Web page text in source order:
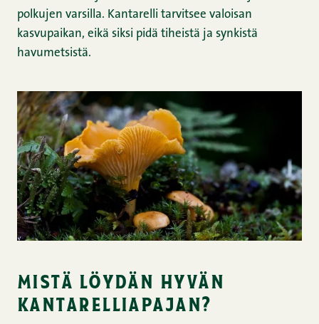
polkujen varsilla. Kantarelli tarvitsee valoisan
kasvupaikan, eikä siksi pidä tiheistä ja synkistä
havumetsistä.
mistä löydän hyvän
kantarelliapajan?